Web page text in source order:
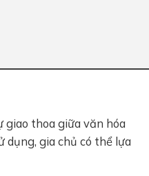
giao thoa giữa văn hóa
dụng, gia chủ có thể lựa